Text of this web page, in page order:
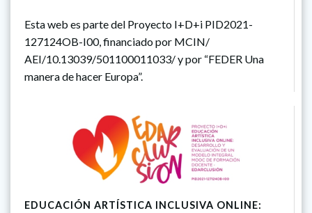
Esta web es parte del Proyecto I+D+i PID2021-
127124OB-I00, financiado por MCIN/
AEI/10.13039/501100011033/ y por “FEDER Una
manera de hacer Europa”.
EDUCACIÓN ARTÍSTICA INCLUSIVA ONLINE: